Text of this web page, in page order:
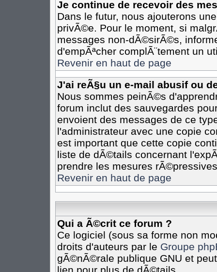
Je continue de recevoir des
Dans le futur, nous ajouterons
privÃ©e. Pour le moment, si
messages non-dÃ©sirÃ©s,
d'empÃªcher complÃ¨tement un
Revenir en haut de page
J'ai reÃ§u un e-mail abusif ou
Nous sommes peinÃ©s
forum inclut des sauvegardes
envoient des messages de ce
l'administrateur avec une copie
est important que cette copie
liste de dÃ©tails concernant
prendre les mesures
Revenir en haut de page
Qui a Ã©crit ce forum ?
Ce logiciel (sous sa forme non
droits d'auteurs par le Groupe
gÃ©nÃ©rale publique GNU et